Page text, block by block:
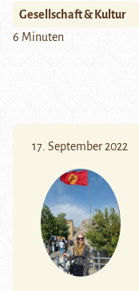
Gesellschaft & Kultur
6 Minuten
17. September 2022